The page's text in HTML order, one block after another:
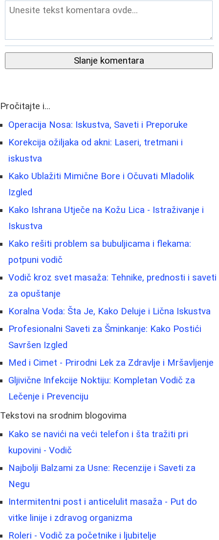
Slanje komentara
Pročitajte i...
Operacija Nosa: Iskustva, Saveti i Preporuke
Korekcija ožiljaka od akni: Laseri, tretmani i
iskustva
Kako Ublažiti Mimične Bore i Očuvati Mladolik
Izgled
Kako Ishrana Utječe na Kožu Lica - Istraživanje i
Iskustva
Kako rešiti problem sa bubuljicama i flekama:
potpuni vodič
Vodič kroz svet masaža: Tehnike, prednosti i saveti
za opuštanje
Koralna Voda: Šta Je, Kako Deluje i Lična Iskustva
Profesionalni Saveti za Šminkanje: Kako Postići
Savršen Izgled
Med i Cimet - Prirodni Lek za Zdravlje i Mršavljenje
Gljivične Infekcije Noktiju: Kompletan Vodič za
Lečenje i Prevenciju
Tekstovi na srodnim blogovima
Kako se navići na veći telefon i šta tražiti pri
kupovini - Vodič
Najbolji Balzami za Usne: Recenzije i Saveti za
Negu
Intermitentni post i anticelulit masaža - Put do
vitke linije i zdravog organizma
Roleri - Vodič za početnike i ljubitelje